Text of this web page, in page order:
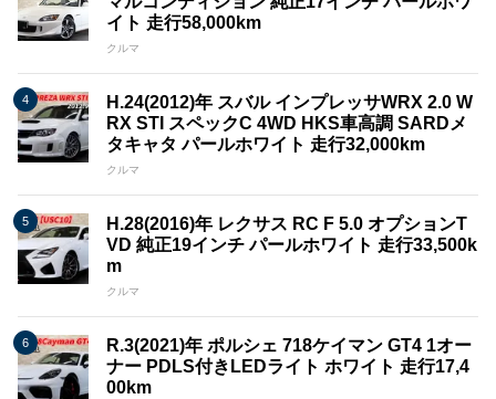
イト 走行58,000km
クルマ
H.24(2012)年 スバル インプレッサWRX 2.0 W
RX STI スペックC 4WD HKS車高調 SARDメ
タキャタ パールホワイト 走行32,000km
クルマ
H.28(2016)年 レクサス RC F 5.0 オプションT
VD 純正19インチ パールホワイト 走行33,500k
m
クルマ
R.3(2021)年 ポルシェ 718ケイマン GT4 1オー
ナー PDLS付きLEDライト ホワイト 走行17,4
00km